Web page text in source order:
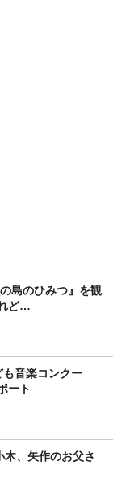
島のひみつ』を観
ど…
音楽コンクー
ート
、矢作のお父さ